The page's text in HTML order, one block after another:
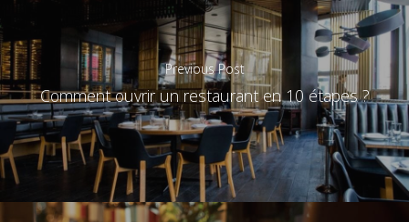
Previous Post
Comment ouvrir un restaurant en 10 étapes ?